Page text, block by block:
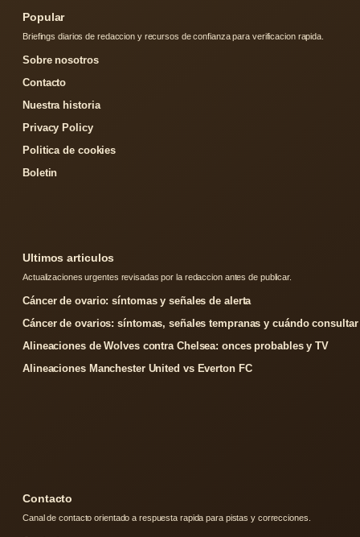
Popular
Briefings diarios de redaccion y recursos de confianza para verificacion rapida.
Sobre nosotros
Contacto
Nuestra historia
Privacy Policy
Politica de cookies
Boletin
Ultimos articulos
Actualizaciones urgentes revisadas por la redaccion antes de publicar.
Cáncer de ovario: síntomas y señales de alerta
Cáncer de ovarios: síntomas, señales tempranas y cuándo consultar
Alineaciones de Wolves contra Chelsea: onces probables y TV
Alineaciones Manchester United vs Everton FC
Contacto
Canal de contacto orientado a respuesta rapida para pistas y correcciones.